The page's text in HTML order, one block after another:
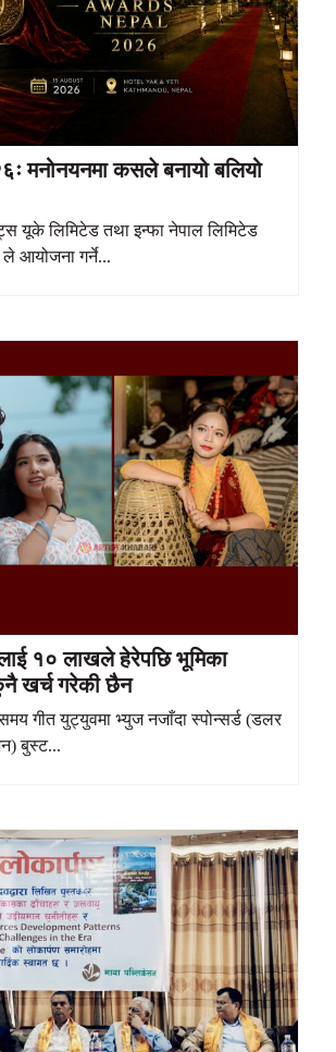
मनोनयनमा कसले बनायो बलियो
यूके लिमिटेड तथा इन्फा नेपाल लिमिटेड
आयोजना गर्ने...
१० लाखले हेरेपछि भूमिका
खर्च गरेकी छैन
गीत युट्युवमा भ्युज नजाँदा स्पोन्सर्ड (डलर
बुस्ट...